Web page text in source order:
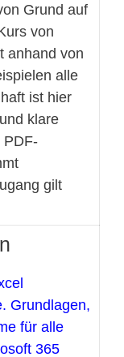
Grund auf
von
anhand von
alle
ist hier
klare
PDF-
gilt
Grundlagen,
für alle
365